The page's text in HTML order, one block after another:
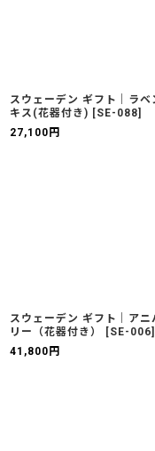
スウェーデン ギフト｜ラベ
キス(花器付き) [SE-088]
27,100 円
スウェーデン ギフト｜アニ
リー（花器付き）
[SE-006]
41,800 円